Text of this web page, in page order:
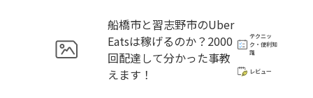
船橋市と習志野市のUber
Eatsは稼げるのか？2000
回配達して分かった事教
えます！
テクニッ
ク・便利知
識
レビュー